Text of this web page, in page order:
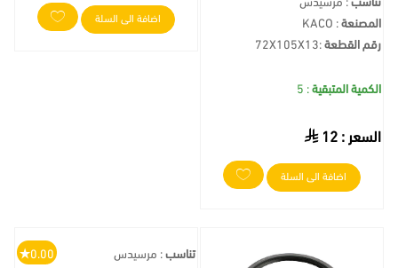
المصنعة: KACO
رقم القطعة:
72X105X13
الكمية المتبقية: 5
السعر : 12
اضافة الى السلة
اضافة الى السلة
0.00 تناسب: مرسيدس